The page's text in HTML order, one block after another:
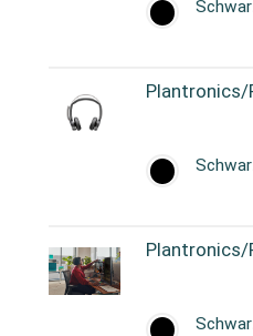
Plantronics/
Plantronics/